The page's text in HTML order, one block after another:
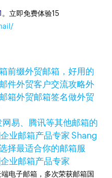
。立即免费体验15
前缀外贸邮箱，好用的
件外贸客户交流攻略外
箱外贸邮箱签名做外贸
易、腾讯等其他邮箱的
业邮箱产品专家 Shang
择最适合你的邮箱服
业邮箱产品专家
电子邮箱，多次荣获邮箱国